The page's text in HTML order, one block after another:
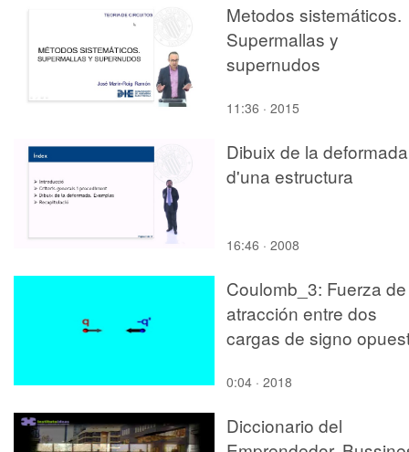
Metodos sistemáticos.
Supermallas y
supernudos
11:36 · 2015
Dibuix de la deformada
d'una estructura
16:46 · 2008
Coulomb_3: Fuerza de
atracción entre dos
cargas de signo
0:04 · 2018
Diccionario del